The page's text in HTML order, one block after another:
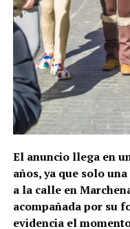
El anuncio llega en
años, ya que solo
a la calle en
acompañada por su
evidencia el